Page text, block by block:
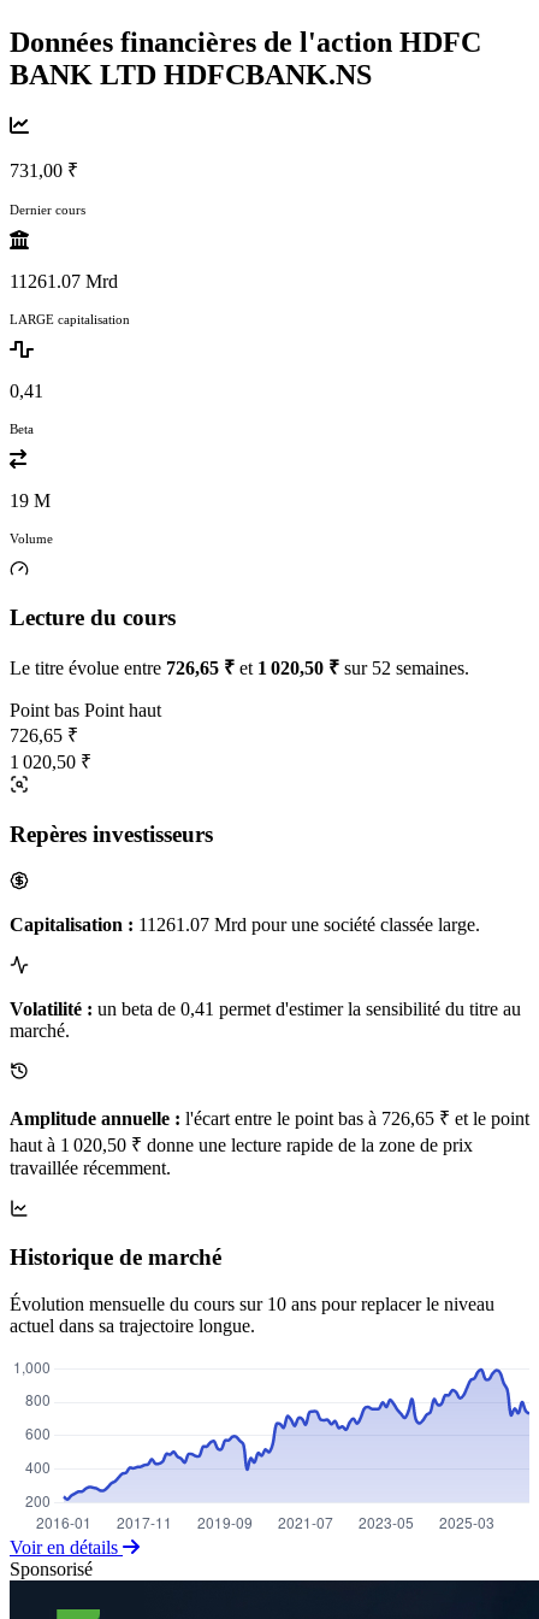
Données financières de l'action HDFC
BANK LTD HDFCBANK.NS
731,00 ₹
Dernier cours
11261.07 Mrd
LARGE capitalisation
0,41
Beta
19 M
Volume
Lecture du cours
Le titre évolue entre 726,65 ₹ et 1 020,50 ₹ sur 52 semaines.
Point bas Point haut
726,65 ₹
1 020,50 ₹
Repères investisseurs
Capitalisation : 11261.07 Mrd pour une société classée large.
Volatilité : un beta de 0,41 permet d'estimer la sensibilité du titre au
marché.
Amplitude annuelle : l'écart entre le point bas à 726,65 ₹ et le point
haut à 1 020,50 ₹ donne une lecture rapide de la zone de prix
travaillée récemment.
Historique de marché
Évolution mensuelle du cours sur 10 ans pour replacer le niveau
actuel dans sa trajectoire longue.
Voir en détails
Sponsorisé